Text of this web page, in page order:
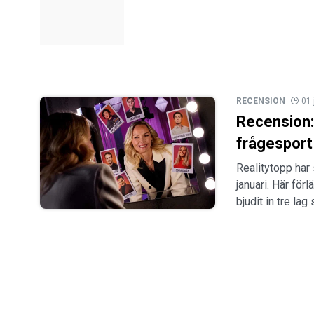
RECENSION 01
frågesport
Realitytopp har
januari. Här
bjudit in tre lag